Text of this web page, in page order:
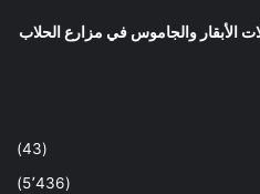
الأبقار والجاموس في مزارع الحلاب
(43)
(5٬436)